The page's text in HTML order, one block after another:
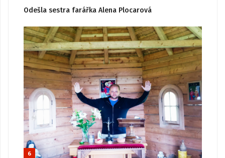
Odešla sestra farářka Alena Plocarová
6